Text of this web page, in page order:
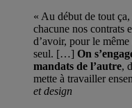
« Au début de tout
chacune nos contrats
d’avoir, pour le
seul. […] On
mandats de l’autre,
mette à travailler
et design